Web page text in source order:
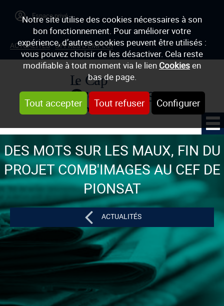
Notre site utilise des cookies nécessaires à son
bon fonctionnement. Pour améliorer votre
expérience, d’autres cookies peuvent être utilisés :
vous pouvez choisir de les désactiver. Cela reste
modifiable à tout moment via le lien Cookiesen
bas de page.
Tout accepter Tout refuser Configurer
ACTUALITÉS OFFRES D'EMPLOI
DES MOTS SUR LES MAUX, FIN DU
PROJET COMB'IMAGES AU CEF DE
PIONSAT
ACTUALITÉS